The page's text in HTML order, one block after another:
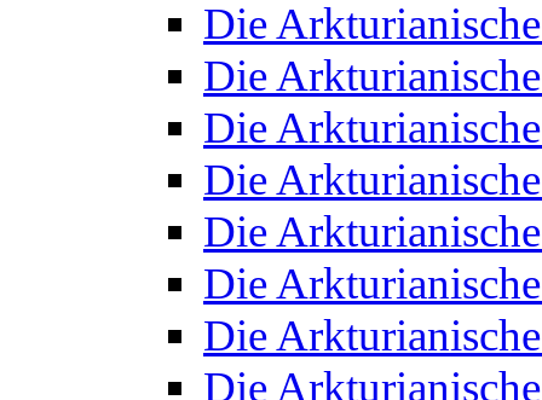
Die
Die
Die
Die
Die
Die
Die
Die